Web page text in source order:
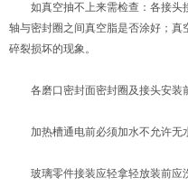
如真空抽不上来需检查：各接头
轴与密封圈之间真空脂是否涂好；
碎裂损坏的现象。
各磨口密封面密封圈及接头安装
加热槽通电前必须加水不允许无
玻璃零件接装应轻拿轻放装前应